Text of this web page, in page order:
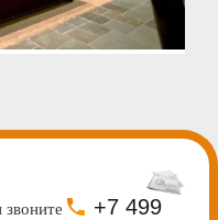
звоните
+7 499